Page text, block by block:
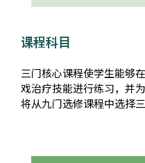
课程科目
三门核心课程使学生能够
戏治疗技能进行练习，并
将从九门选修课程中选择